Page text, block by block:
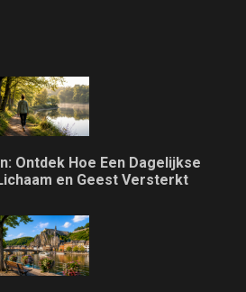
Ontdek Hoe Een Dagelijkse
en Geest Versterkt